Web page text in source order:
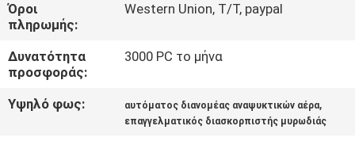
ΑΠΌΣΠΑΣΜΑ
SHOPPING
ONLINE
Όροι
πληρωμής:
Western Union, T/T, paypal
Δυνατότητα
προσφοράς:
3000 PC το μήνα
Υψηλό φως: αυτόματος διανομέας αναψυκτικών αέρα,
επαγγελματικός διασκορπιστής μυρωδιάς